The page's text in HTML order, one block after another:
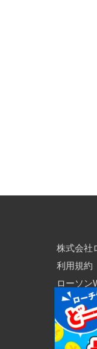
株式会社
利用規約
ローソン
個人情
個人情報